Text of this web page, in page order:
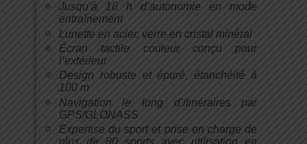
Jusqu’à 16 h d’autonomie en mode
entraînement
Lunette en acier, verre en cristal minéral
Écran tactile couleur conçu pour
l’extérieur
Design robuste et épuré, étanchéité à
100 m
Navigation le long d’itinéraires par
GPS/GLONASS
Expertise du sport et prise en charge de